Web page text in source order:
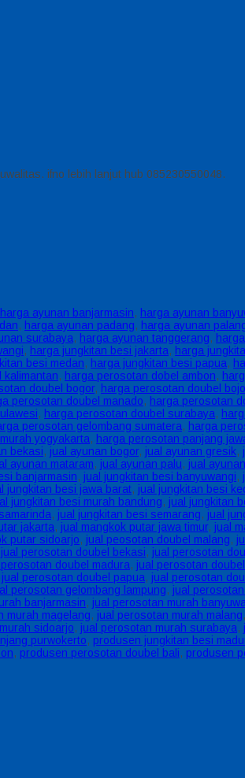
ifno lebih lanjut hub 085230550048.
harga ayunan banjarmasin, harga ayunan
, harga ayunan padang, harga ayunan
surabaya, harga ayunan tanggerang,
, harga jungkitan besi jakarta, harga
besi medan, harga jungkitan besi papua,
kalimantan, harga perosotan dobel ambon,
doubel bogor, harga perosotan doubel
perosotan doubel manado, harga perosotan
, harga perosotan doubel surabaya,
perosotan gelombang sumatera, harga
yogyakarta, harga perosotan panjang
bekasi, jual ayunan bogor, jual ayunan gresik,
ayunan mataram, jual ayunan palu, jual
banjarmasin, jual jungkitan besi banyuwangi,
jungkitan besi jawa barat, jual jungkitan besi
jungkitan besi murah bandung, jual jungkitan
, jual jungkitan besi semarang, jual
jakarta, jual mangkok putar jawa timur, jual
putar sidoarjo, jual peosotan doubel malang,
jual perosotan doubel bekasi, jual perosotan
doubel madura, jual perosotan
jual perosotan doubel papua, jual perosotan
perosotan gelombang lampung, jual
banjarmasin, jual perosotan murah
murah magelang, jual perosotan murah malang,
sidoarjo, jual perosotan murah surabaya,
purwokerto, produsen jungkitan besi
, produsen perosotan doubel bali, produsen